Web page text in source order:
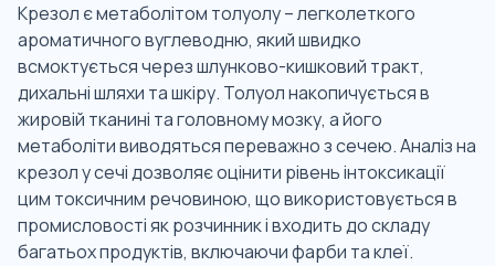
Крезол є метаболітом толуолу – легколеткого
ароматичного вуглеводню, який швидко
всмоктується через шлунково-кишковий тракт,
дихальні шляхи та шкіру. Толуол накопичується в
жировій тканині та головному мозку, а його
метаболіти виводяться переважно з сечею. Аналіз на
крезол у сечі дозволяє оцінити рівень інтоксикації
цим токсичним речовиною, що використовується в
промисловості як розчинник і входить до складу
багатьох продуктів, включаючи фарби та клеї.